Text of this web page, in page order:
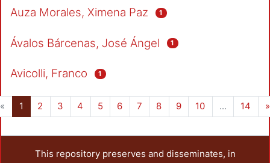
Auza Morales, Ximena Paz 1
Ávalos Bárcenas, José Ángel 1
Avicolli, Franco 1
« 1 (current)
2 3 4 5 6 7 8 9 10 ... 14 »
This repository preserves and disseminates, in